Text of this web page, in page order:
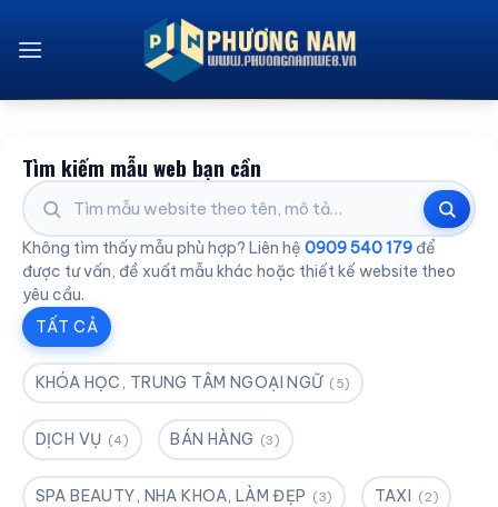
qua
dung
Tìm kiếm mẫu web bạn cần
Không tìm thấy mẫu phù hợp? Liên hệ 0909 540 179 để
được tư vấn, đề xuất mẫu khác hoặc thiết kế website theo
yêu cầu.
TẤT CẢ
KHÓA HỌC, TRUNG TÂM NGOẠI NGỮ (5)
DỊCH VỤ (4) BÁN HÀNG (3)
SPA BEAUTY, NHA KHOA, LÀM ĐẸP (3) TAXI (2)